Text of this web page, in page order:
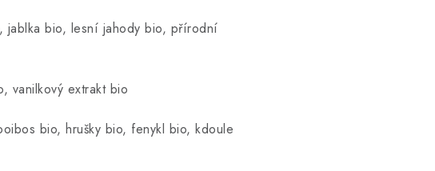
jablka bio, lesní jahody bio, přírodní
vanilkový extrakt bio
bio, hrušky bio, fenykl bio, kdoule